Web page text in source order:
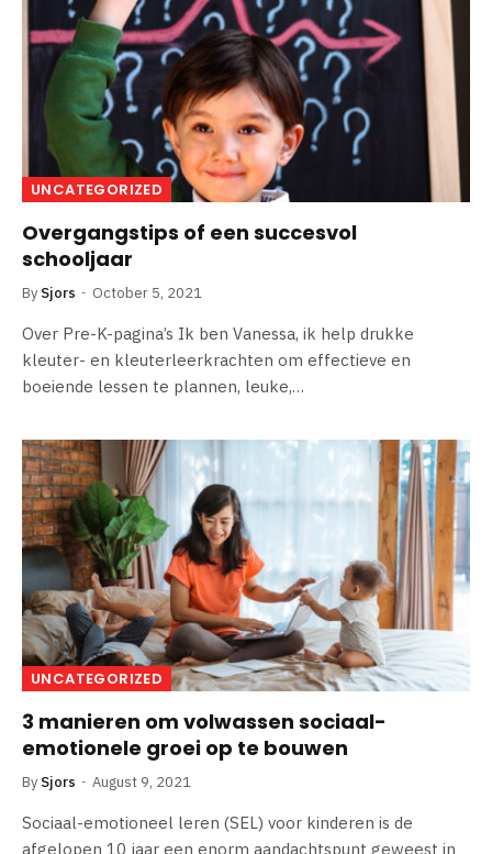
UNCATEGORIZED
Overgangstips of een succesvol
schooljaar
By Sjors October 5, 2021
Over Pre-K-pagina’s Ik ben Vanessa, ik help drukke
kleuter- en kleuterleerkrachten om effectieve en
boeiende lessen te plannen, leuke,…
UNCATEGORIZED
3 manieren om volwassen sociaal-
emotionele groei op te bouwen
By Sjors August 9, 2021
Sociaal-emotioneel leren (SEL) voor kinderen is de
afgelopen 10 jaar een enorm aandachtspunt geweest in